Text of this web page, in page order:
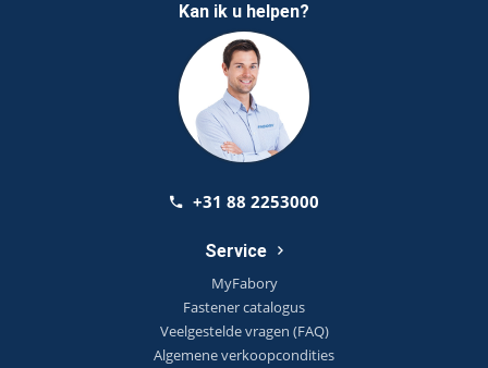
Kan ik u helpen?
+31 88 2253000
Service
MyFabory
Fastener catalogus
Veelgestelde vragen (FAQ)
Algemene verkoopcondities